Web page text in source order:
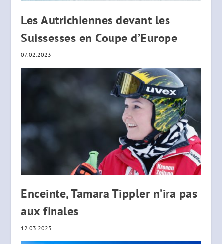
Les Autrichiennes devant les
Suissesses en Coupe d’Europe
07.02.2023
Enceinte, Tamara Tippler n’ira pas
aux finales
12.03.2023